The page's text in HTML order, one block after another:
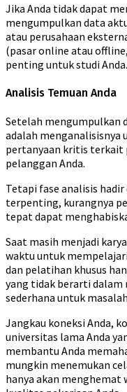
Jika Anda tidak dapat
mengumpulkan data
atau perusahaan
(pasar online atau
penting untuk studi Anda.
Analisis Temuan Anda
Setelah mengumpulkan
adalah menganalisisnya
pertanyaan kritis terkait
pelanggan Anda.
Tetapi fase analisis
terpenting, kurangnya
tepat dapat
Saat masih menjadi
waktu untuk
dan pelatihan khusus
yang tidak berarti dalam
sederhana untuk
Jangkau koneksi Anda,
universitas lama Anda
membantu Anda
mungkin menemukan
hanya akan